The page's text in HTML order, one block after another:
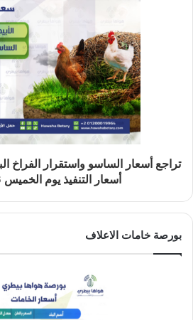
تراجع أسعار الساسو واستقرار الفراخ
أسعار التنفيذ يوم الخميس 6/8/2026
بورصة خامات الاعلاف